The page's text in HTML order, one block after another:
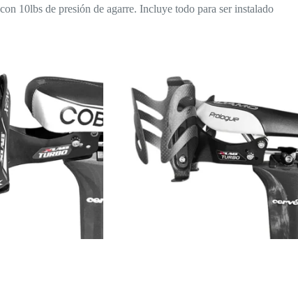
10lbs de presión de agarre. Incluye todo para ser instalado